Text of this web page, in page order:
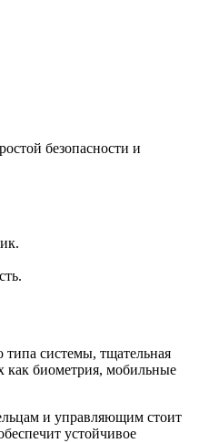
безопасности и
системы, тщательная
как биометрия, мобильные
и управляющим стоит
устойчивое